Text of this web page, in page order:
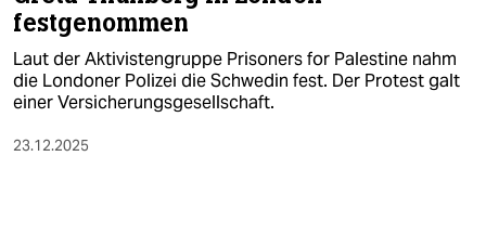
festgenommen
Laut der Aktivistengruppe Prisoners for Palestine nahm
die Londoner Polizei die Schwedin fest. Der Protest galt
einer Versicherungsgesellschaft.
23.12.2025